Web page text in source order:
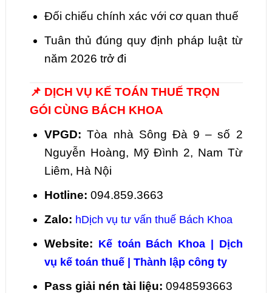
Đối chiếu chính xác với cơ quan thuế
Tuân thủ đúng quy định pháp luật từ
năm 2026 trở đi
📌 DỊCH VỤ KẾ TOÁN THUẾ TRỌN
GÓI CÙNG BÁCH KHOA
VPGD: Tòa nhà Sông Đà 9 – số 2
Nguyễn Hoàng, Mỹ Đình 2, Nam Từ
Liêm, Hà Nội
Hotline: 094.859.3663
Zalo: hDịch vụ tư vấn thuế Bách Khoa
Website: Kế toán Bách Khoa | Dịch
vụ kế toán thuế | Thành lập công ty
Pass giải nén tài liệu: 0948593663